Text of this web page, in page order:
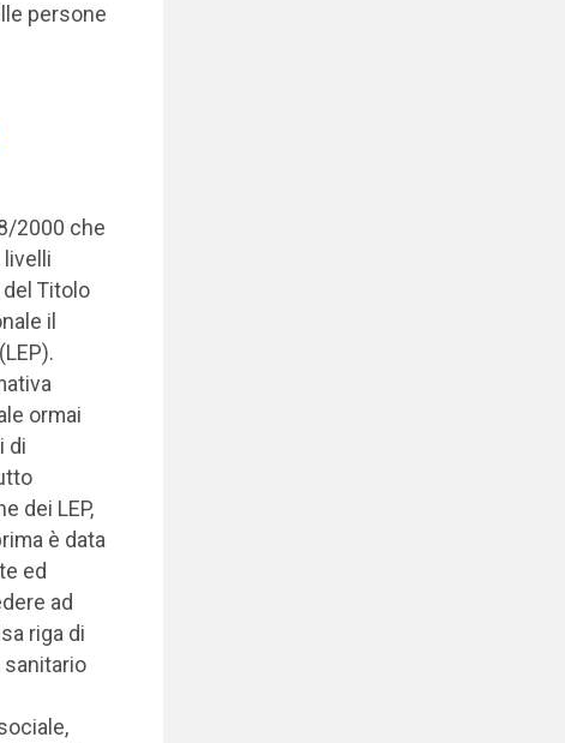
persone
2000 che
Titolo
il
ormai
di
dei LEP,
è data
ed
ad
riga di
sanitario